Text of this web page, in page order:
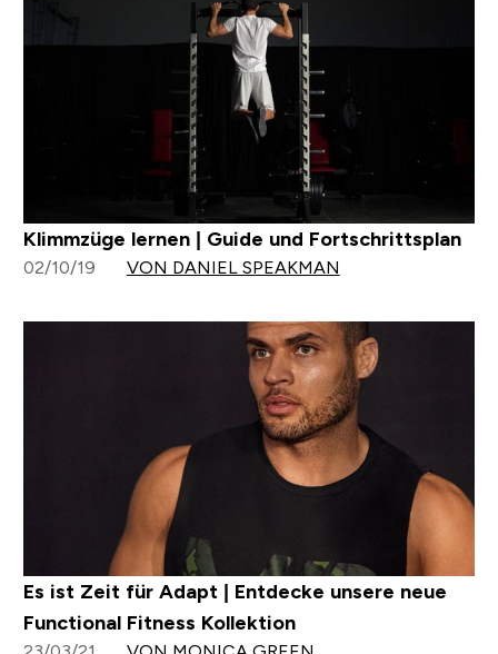
Klimmzüge lernen | Guide und Fortschrittsplan
02/10/19 VON DANIEL SPEAKMAN
Es ist Zeit für Adapt | Entdecke unsere neue
Functional Fitness Kollektion